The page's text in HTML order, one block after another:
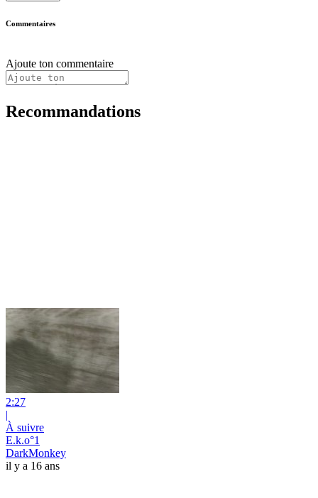
Commentaires
Ajoute ton commentaire
Recommandations
2:27
|
À suivre
E.k.o°1
DarkMonkey
il y a 16 ans